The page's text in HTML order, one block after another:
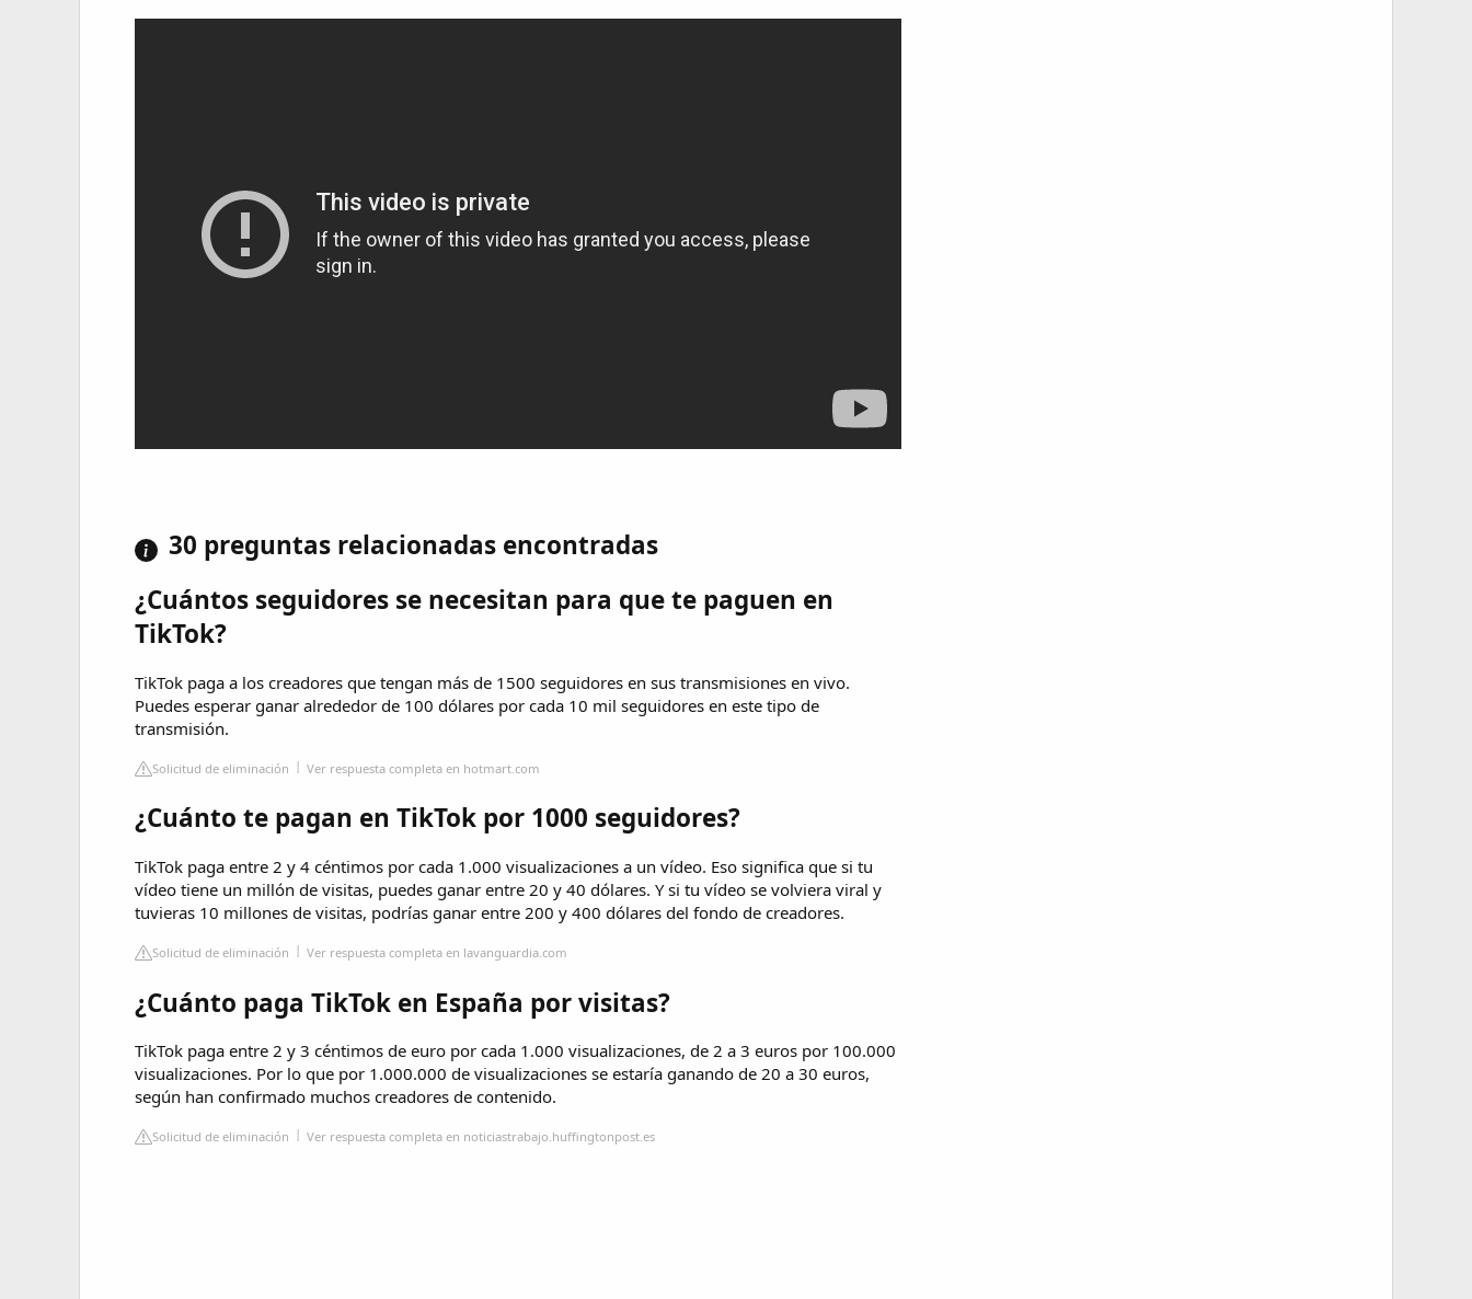
30 preguntas relacionadas encontradas
¿Cuántos seguidores se necesitan para que te paguen en
TikTok?
TikTok paga a los creadores que tengan más de 1500 seguidores en sus transmisiones en vivo.
Puedes esperar ganar alrededor de 100 dólares por cada 10 mil seguidores en este tipo de
transmisión.
Solicitud de eliminación Ver respuesta completa en hotmart.com
¿Cuánto te pagan en TikTok por 1000 seguidores?
TikTok paga entre 2 y 4 céntimos por cada 1.000 visualizaciones a un vídeo. Eso significa que si tu
vídeo tiene un millón de visitas, puedes ganar entre 20 y 40 dólares. Y si tu vídeo se volviera viral y
tuvieras 10 millones de visitas, podrías ganar entre 200 y 400 dólares del fondo de creadores.
Solicitud de eliminación Ver respuesta completa en lavanguardia.com
¿Cuánto paga TikTok en España por visitas?
TikTok paga entre 2 y 3 céntimos de euro por cada 1.000 visualizaciones, de 2 a 3 euros por 100.000
visualizaciones. Por lo que por 1.000.000 de visualizaciones se estaría ganando de 20 a 30 euros,
según han confirmado muchos creadores de contenido.
Solicitud de eliminación Ver respuesta completa en noticiastrabajo.huffingtonpost.es